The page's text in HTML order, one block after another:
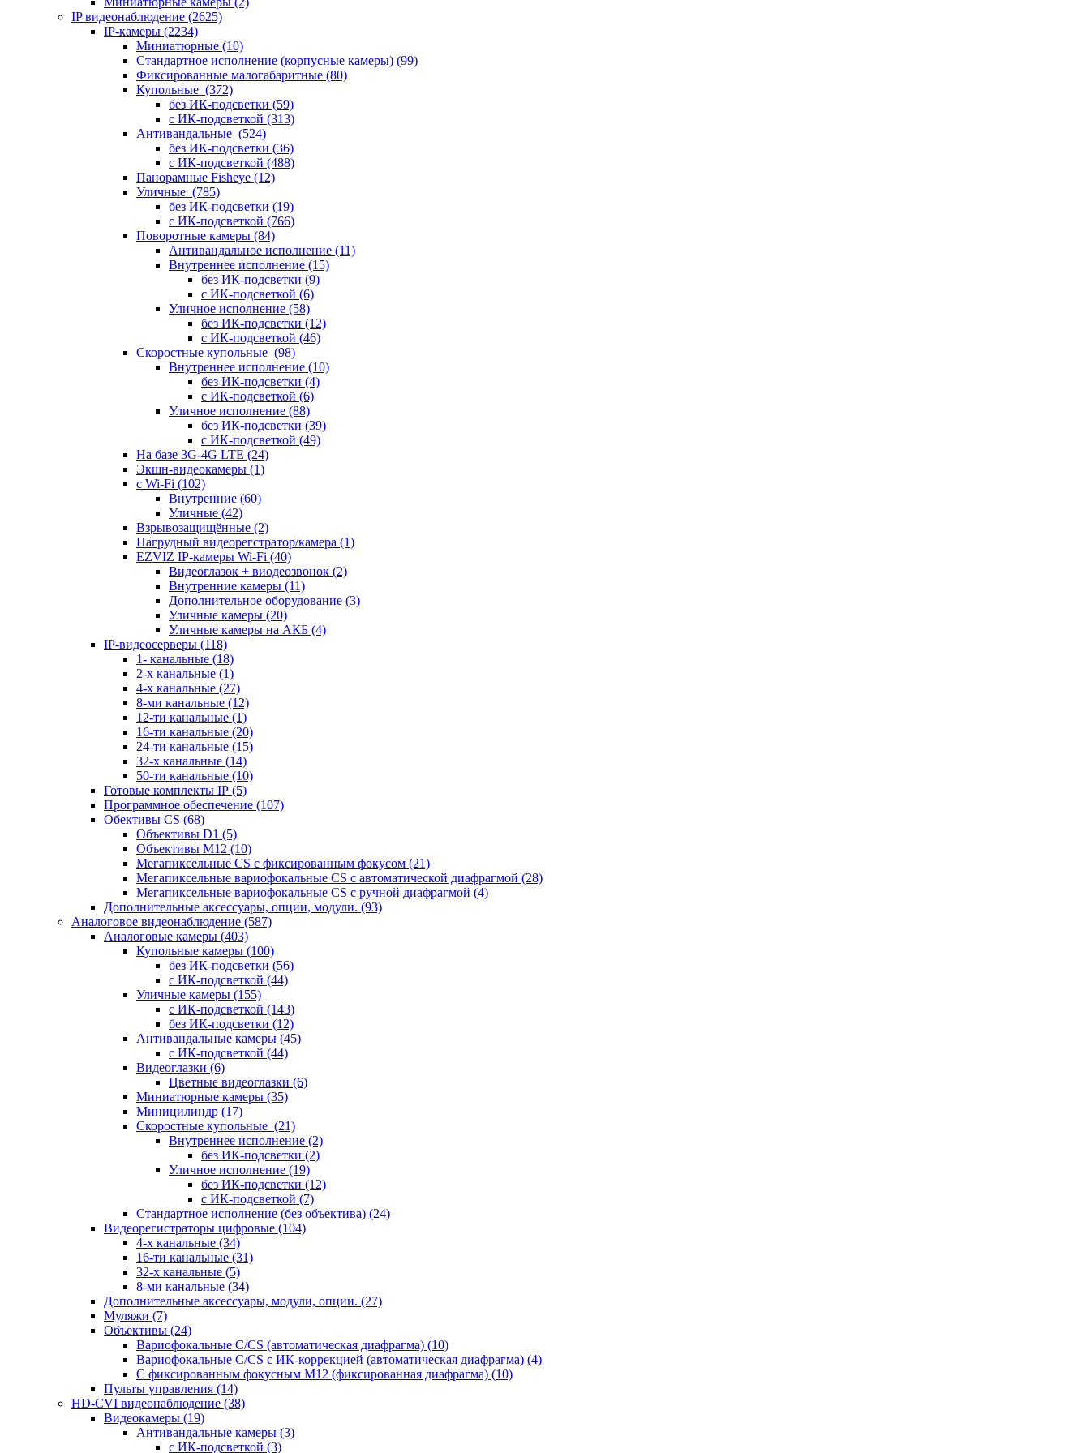
IP видеонаблюдение (2625)
IP-камеры (2234)
Миниатюрные (10)
Стандартное исполнение (корпусные камеры) (99)
Фиксированные малогабаритные (80)
Купольные (372)
без ИК-подсветки (59)
с ИК-подсветкой (313)
Антивандальные (524)
без ИК-подсветки (36)
с ИК-подсветкой (488)
Панорамные Fisheye (12)
Уличные (785)
без ИК-подсветки (19)
с ИК-подсветкой (766)
Поворотные камеры (84)
Антивандальное исполнение (11)
Внутреннее исполнение (15)
без ИК-подсветки (9)
с ИК-подсветкой (6)
Уличное исполнение (58)
без ИК-подсветки (12)
с ИК-подсветкой (46)
Скоростные купольные (98)
Внутреннее исполнение (10)
без ИК-подсветки (4)
с ИК-подсветкой (6)
Уличное исполнение (88)
без ИК-подсветки (39)
с ИК-подсветкой (49)
На базе 3G-4G LTE (24)
Экшн-видеокамеры (1)
с Wi-Fi (102)
Внутренние (60)
Уличные (42)
Взрывозащищённые (2)
Нагрудный видеорегстратор/камера (1)
EZVIZ IP-камеры Wi-Fi (40)
Видеоглазок + виодеозвонок (2)
Внутренние камеры (11)
Дополнительное оборудование (3)
Уличные камеры (20)
Уличные камеры на АКБ (4)
IP-видеосерверы (118)
1- канальные (18)
2-х канальные (1)
4-х канальные (27)
8-ми канальные (12)
12-ти канальные (1)
16-ти канальные (20)
24-ти канальные (15)
32-х канальные (14)
50-ти канальные (10)
Готовые комплекты IP (5)
Программное обеспечение (107)
Обективы CS (68)
Объективы D1 (5)
Объективы M12 (10)
Мегапиксельные CS c фиксированным фокусом (21)
Мегапиксельные вариофокальные CS c автоматической диафрагмой (28)
Мегапиксельные вариофокальные CS c ручной диафрагмой (4)
Дополнительные аксессуары, опции, модули. (93)
Аналоговое видеонаблюдение (587)
Аналоговые камеры (403)
Купольные камеры (100)
без ИК-подсветки (56)
с ИК-подсветкой (44)
Уличные камеры (155)
с ИК-подсветкой (143)
без ИК-подсветки (12)
Антивандальные камеры (45)
с ИК-подсветкой (44)
Видеоглазки (6)
Цветные видеоглазки (6)
Миниатюрные камеры (35)
Миницилиндр (17)
Скоростные купольные (21)
Внутреннее исполнение (2)
без ИК-подсветки (2)
Уличное исполнение (19)
без ИК-подсветки (12)
с ИК-подсветкой (7)
Стандартное исполнение (без объектива) (24)
Видеорегистраторы цифровые (104)
4-х канальные (34)
16-ти канальные (31)
32-х канальные (5)
8-ми канальные (34)
Дополнительные аксессуары, модули, опции. (27)
Муляжи (7)
Объективы (24)
Вариофокальные C/CS (автоматическая диафрагма) (10)
Вариофокальные C/CS с ИК-коррекцией (автоматическая диафрагма) (4)
С фиксированным фокусным М12 (фиксированная диафрагма) (10)
Пульты управления (14)
HD-CVI видеонаблюдение (38)
Видеокамеры (19)
Антивандальные камеры (3)
с ИК-подсветкой (3)